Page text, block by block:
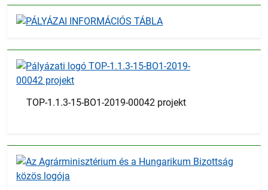
TOP-1.1.3-15-BO1-2019-00042 projekt